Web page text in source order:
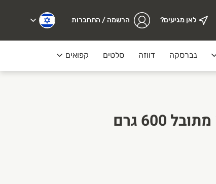
לאן מגיעים? הרשמה / התחברות
נברסקה דווזה סלטים קפואים
ציפוי פז טחון דק לא מתובל 600 גרם